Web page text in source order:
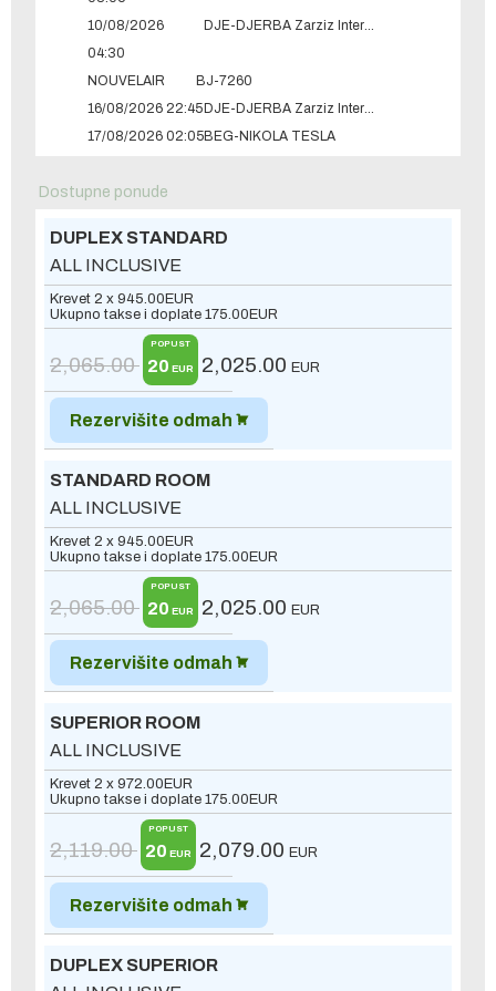
10/08/2026
04:30
NOUVELAIR
BJ-7260
16/08/2026 22:45
17/08/2026 02:05BEG-NIKOLA TESLA
Dostupne ponude
DUPLEX STANDARD
ALL INCLUSIVE
Krevet 2 x 945.00EUR
Ukupno takse i doplate 175.00EUR
2,065.00
POPUST
20 EUR 2,025.00 EUR
Rezervišite odmah
STANDARD ROOM
ALL INCLUSIVE
Krevet 2 x 945.00EUR
Ukupno takse i doplate 175.00EUR
2,065.00
POPUST
20 EUR 2,025.00 EUR
Rezervišite odmah
SUPERIOR ROOM
ALL INCLUSIVE
Krevet 2 x 972.00EUR
Ukupno takse i doplate 175.00EUR
2,119.00
POPUST
20 EUR 2,079.00 EUR
Rezervišite odmah
DUPLEX SUPERIOR